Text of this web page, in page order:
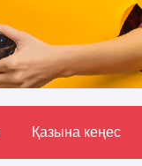
Қазына кеңес